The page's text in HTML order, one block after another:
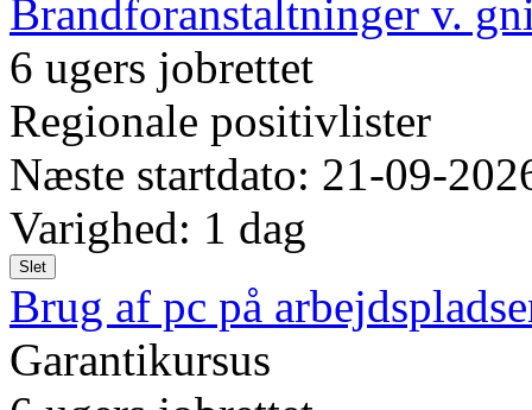
Brandforanstaltninger v.
6 ugers jobrettet
Regionale positivlister
Næste startdato: 21-09-
Varighed: 1 dag
Slet
Brug af pc på
Garantikursus